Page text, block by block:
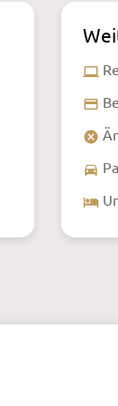
laptop
payment
cancel
directions_car
local_hotel